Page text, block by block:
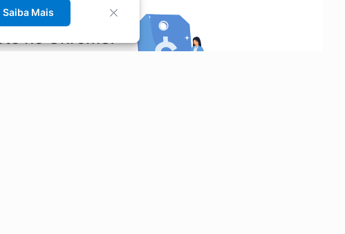
no Chrome!
Saiba Mais